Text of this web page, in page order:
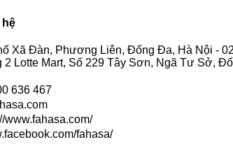
hệ
Xã Đàn, Phương Liên, Đống Đa, Hà Nội -
2 Lotte Mart, Số 229 Tây Sơn, Ngã Tư Sở,
636 467
www.fahasa.com/
fahasa/